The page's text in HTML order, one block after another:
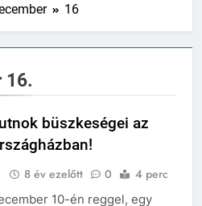
16
16.
büszkeségei az
8 év ezelőtt 0 4 perc
10-én reggel, egy